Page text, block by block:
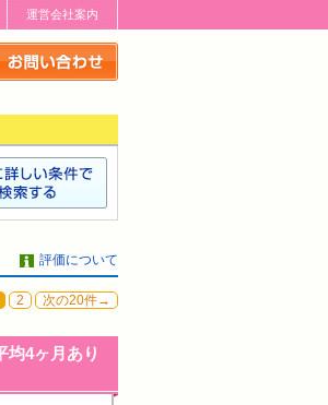
運営会社案内
評価について
2 次の20件→
4ヶ月あり